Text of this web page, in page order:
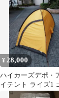
¥ 28,000
ハイカーズデポ・
イテント ライズ1
テックス【シーム